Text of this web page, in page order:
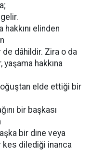
hakkını elinden
dâhildir. Zira o da
yaşama hakkına
elde ettiği bir
bir başkası
bir dine veya
kes dilediği inanca